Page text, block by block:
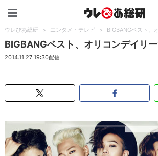
ウレぴあ総研 > エンタメ・テレビ > BIGBANGベスト、
BIGBANGベスト、オリコンデイリー
2014.11.27 19:30配信